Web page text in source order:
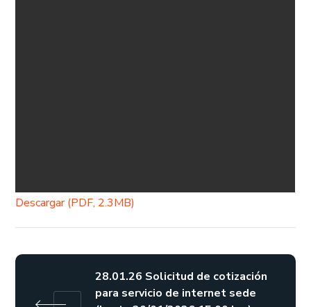
Descargar (PDF, 2.3MB)
28.01.26 Solicitud de cotización
para servicio de internet sede